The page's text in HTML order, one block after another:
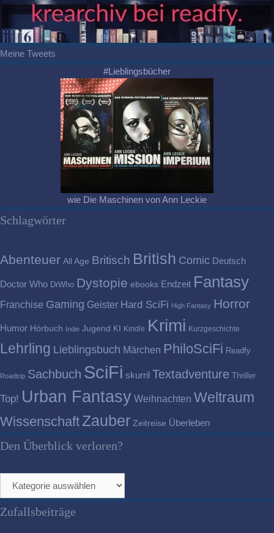
Meine Tweets
#Lieblingsbücher
wie Die Maschinen von Ann Leckie
Schlagwörter
Abenteuer All Age Britisch British Comic Deutsch
Doctor Who DrWho Dystopie ebooks Endzeit Fantasy
Franchise Gaming Geister Hard SciFi High Fantasy Horror
Humor Hörbuch Indie Jugend KI Kindle Krimi Kurzgeschichte
Lehrling Lieblingsbuch Märchen PhiloSciFi Readfy
Roadtrip Sachbuch SciFi skurril Textadventure Thriller
Top! Urban Fantasy Weihnachten Weltraum
Wissenschaft Zauber Zeitreise Überleben
Den Überblick verloren?
Überblick
verloren?
Zufallsbeiträge